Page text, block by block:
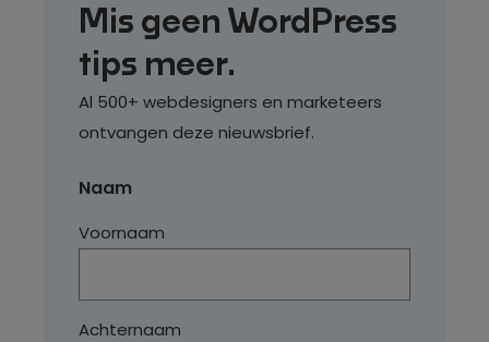
Mis geen WordPress
tips meer.
Al 500+ webdesigners en marketeers
ontvangen deze nieuwsbrief.
Naam
Voornaam
Achternaam